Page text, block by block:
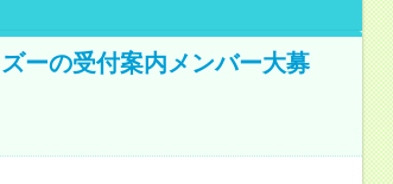
ーの受付案内メンバー大募